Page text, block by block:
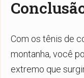
Com os tênis de
montanha, você
extremo que